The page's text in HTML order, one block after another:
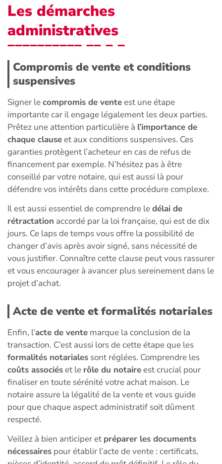
Les démarches
administratives
Compromis de vente et conditions
suspensives
Signer lecompromis de venteest une étape
importante car il engage légalement les deux parties.
Prêtez une attention particulière à l’importance de
chaque clauseet aux conditions suspensives. Ces
garanties protègent l’acheteur en cas de refus de
financement par exemple. N’hésitez pas à être
conseillé par votre notaire, qui est aussi là pour
défendre vos intérêts dans cette procédure complexe.
Il est aussi essentiel de comprendre ledélai de
rétractation accordé par la loi française, qui est de dix
jours. Ce laps de temps vous offre la possibilité de
changer d’avis après avoir signé, sans nécessité de
vous justifier. Connaître cette clause peut vous rassurer
et vous encourager à avancer plus sereinement dans le
projet d’achat.
Acte de vente et formalités notariales
Enfin, l’acte de vente marque la conclusion de la
transaction. C’est aussi lors de cette étape que les
formalités notariales sont réglées. Comprendre les
coûts associéset le rôle du notaireest crucial pour
finaliser en toute sérénité votre achat maison. Le
notaire assure la légalité de la vente et vous guide
pour que chaque aspect administratif soit dûment
respecté.
Veillez à bien anticiper et préparer les documents
nécessaires pour établir l’acte de vente : certificats,